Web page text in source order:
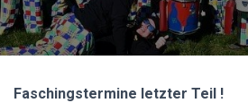
Faschingstermine letzter Teil !